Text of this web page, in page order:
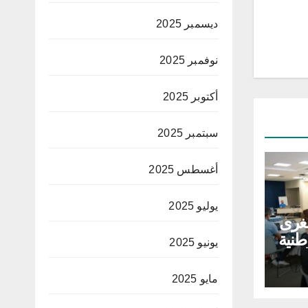
ديسمبر 2025
نوفمبر 2025
أكتوبر 2025
سبتمبر 2025
أغسطس 2025
يوليو 2025
يونيو 2025
مايو 2025